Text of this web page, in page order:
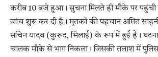
करीब 10 बजे हुआ। सुचना मिलते ही मौके पर पहुंची
जांच शुरू कर दी है। मृतकों की पहचान अमित
सचिन यादव (कुरूद, भिलाई) के रूप में हुई है।
चालक मौके से भाग निकला। जिसकी तलाश में